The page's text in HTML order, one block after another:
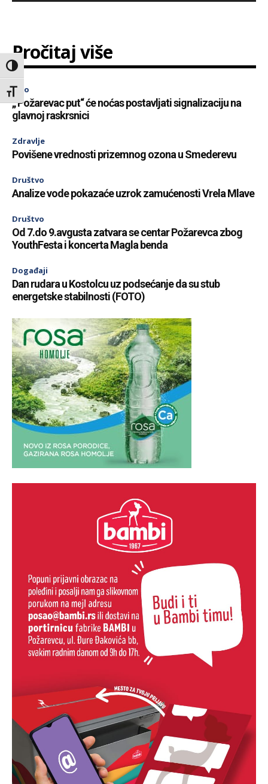
Toggle High Contrast
Toggle Font size
Pročitaj više
Info
„ Požarevac put“ će noćas postavljati signalizaciju na
glavnoj raskrsnici
Zdravlje
Povišene vrednosti prizemnog ozona u Smederevu
Društvo
Analize vode pokazaće uzrok zamućenosti Vrela Mlave
Društvo
Od 7.do 9.avgusta zatvara se centar Požarevca zbog
YouthFesta i koncerta Magla benda
Događaji
Dan rudara u Kostolcu uz podsećanje da su stub
energetske stabilnosti (FOTO)